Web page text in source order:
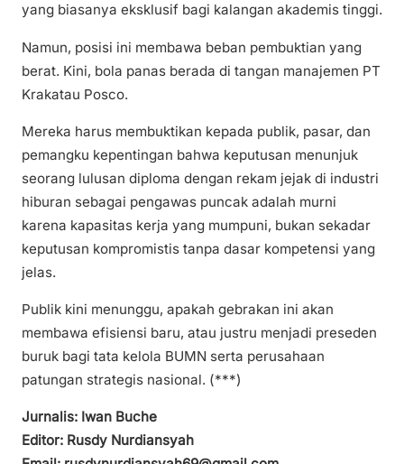
yang biasanya eksklusif bagi kalangan akademis tinggi.
Namun, posisi ini membawa beban pembuktian yang
berat. Kini, bola panas berada di tangan manajemen PT
Krakatau Posco.
Mereka harus membuktikan kepada publik, pasar, dan
pemangku kepentingan bahwa keputusan menunjuk
seorang lulusan diploma dengan rekam jejak di industri
hiburan sebagai pengawas puncak adalah murni
karena kapasitas kerja yang mumpuni, bukan sekadar
keputusan kompromistis tanpa dasar kompetensi yang
jelas.
Publik kini menunggu, apakah gebrakan ini akan
membawa efisiensi baru, atau justru menjadi preseden
buruk bagi tata kelola BUMN serta perusahaan
patungan strategis nasional. (***)
Jurnalis: Iwan Buche
Editor: Rusdy Nurdiansyah